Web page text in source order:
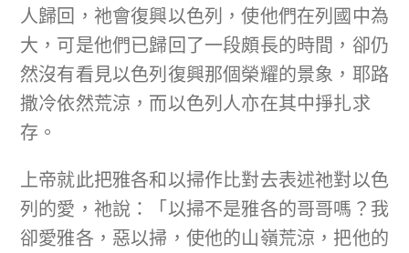
人歸回，祂會復興以色列，使他們在列國中為
大，可是他們已歸回了一段頗長的時間，卻仍
然沒有看見以色列復興那個榮耀的景象，耶路
撒冷依然荒涼，而以色列人亦在其中掙扎求
存。
上帝就此把雅各和以掃作比對去表述祂對以色
列的愛，祂說：「以掃不是雅各的哥哥嗎？我
卻愛雅各，惡以掃，使他的山嶺荒涼，把他的